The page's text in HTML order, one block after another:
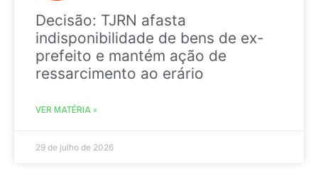
Decisão: TJRN afasta
indisponibilidade de bens de ex-
prefeito e mantém ação de
ressarcimento ao erário
VER MATÉRIA »
29 de julho de 2026